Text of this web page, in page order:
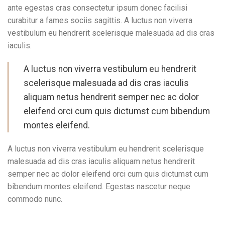
ante egestas cras consectetur ipsum donec facilisi
curabitur a fames sociis sagittis. A luctus non viverra
vestibulum eu hendrerit scelerisque malesuada ad dis cras
iaculis.
A luctus non viverra vestibulum eu hendrerit
scelerisque malesuada ad dis cras iaculis
aliquam netus hendrerit semper nec ac dolor
eleifend orci cum quis dictumst cum bibendum
montes eleifend.
A luctus non viverra vestibulum eu hendrerit scelerisque
malesuada ad dis cras iaculis aliquam netus hendrerit
semper nec ac dolor eleifend orci cum quis dictumst cum
bibendum montes eleifend. Egestas nascetur neque
commodo nunc.